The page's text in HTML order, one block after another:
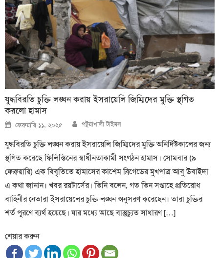
যুদ্ধবিরতি চুক্তি লঙ্ঘন করায় ইসরায়েলি জিম্মিদের মুক্তি স্থগিত
করলো হামাস
Posted
on
ফেব্রুয়ারি ১১, ২০২৫ Author
পটুয়াখালী টাইমস
যুদ্ধবিরতি চুক্তি লঙ্ঘন করায় ইসরায়েলি জিম্মিদের মুক্তি অনির্দিষ্টকালের জন্য
স্থগিত করেছে ফিলিস্তিনের স্বাধীনতাকামী সংগঠন হামাস। সোমবার (৯
ফেব্রুয়ারি) এক বিবৃতিতে হামাসের কাশেম ব্রিগেডের মুখপাত্র আবু উবাইদা
এ কথা জানান। খবর রয়টার্সের। তিনি বলেন, গত তিন সপ্তাহে প্রতিরোধ
বাহিনীর নেতারা ইসরায়েলের চুক্তি লঙ্ঘন অনুসরণ করেছেন। তারা চুক্তির
শর্ত পূরণে ব্যর্থ হয়েছে। যার মধ্যে আছে বাস্তুচ্যুত সাধারণ […]
শেয়ার করুন